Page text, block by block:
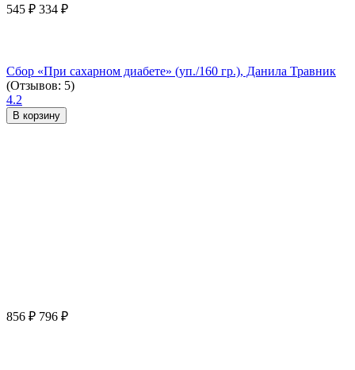
545 ₽ 334 ₽
Сбор «При сахарном диабете» (уп./160 гр.), Данила Травник
(Отзывов: 5)
4.2
В корзину
856 ₽ 796 ₽